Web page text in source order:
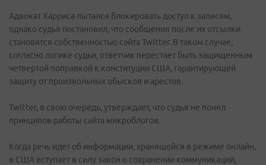
Адвокат Харриса пытался блокировать доступ к записям,
однако судья постановил, что сообщения после их отсылки
становятся собственностью сайта Twitter. В таком случае,
согласно логике судьи, ответчик перестает быть защищенным
четвертой поправкой к конституции США, гарантирующей
защиту от произвольных обысков и арестов.
Twitter, в свою очередь, утверждает, что судья не понял
принципов работы сайта микроблогов.
Когда речь идет об информации, хранящейся в режиме онлайн,
в США вступает в силу закон о сохранении коммуникаций,